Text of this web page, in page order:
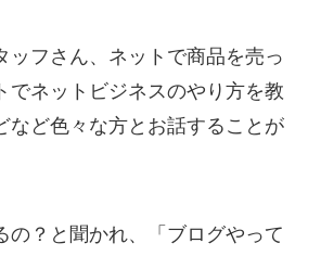
ッフさん、ネットで商品を売っ
でネットビジネスのやり方を教
など色々な方とお話することが
の？と聞かれ、「ブログやって